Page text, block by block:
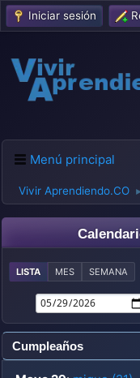
Iniciar sesión
Menú principal
Vivir Aprendiendo.CO ►
LISTA MES SEMANA
Cumpleaños